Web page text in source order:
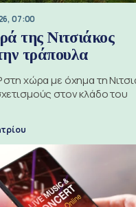
07:00
της Νιτσιάκος
τράπουλα
στη χώρα με όχημα τη
στον κλάδο του